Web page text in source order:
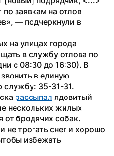
заявкам на отлов
— подчеркнули в
на улицах города
в службу отлова по
с 08:30 до 16:30). В
в единую
службу: 35-31-31.
рассыпал ядовитый
нескольких жилых
от бродячих собак.
не трогать снег и хорошо
избежать